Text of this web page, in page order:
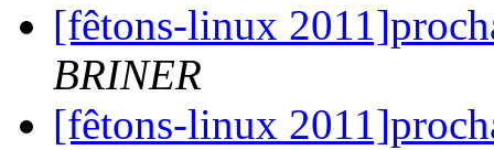
[fêtons-linux
BRINER
[fêtons-linux